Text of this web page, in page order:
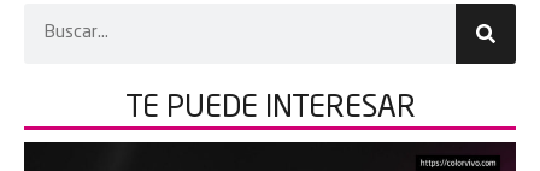
TE PUEDE INTERESAR